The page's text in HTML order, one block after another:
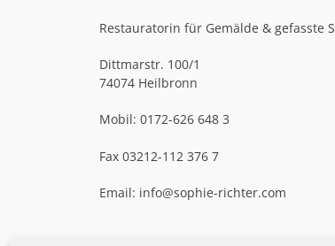
Restauratorin für Gemälde & gefasste
Dittmarstr. 100/1
74074 Heilbronn
Mobil: 0172-626 648 3
Fax 03212-112 376 7
Email: info@sophie-richter.com